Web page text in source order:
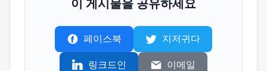
이 게시물을 공유하세요
페이스북 지저귀다
링크드인 이메일